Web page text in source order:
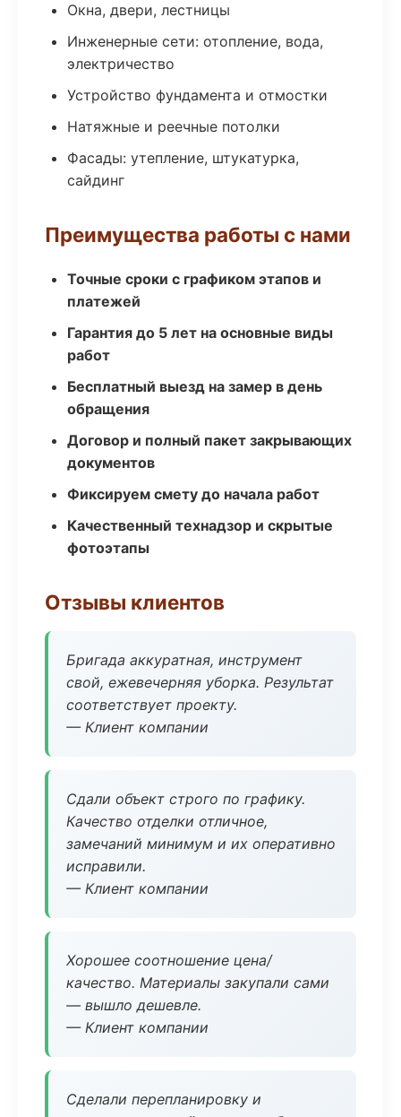
Окна, двери, лестницы
Инженерные сети: отопление, вода,
электричество
Устройство фундамента и отмостки
Натяжные и реечные потолки
Фасады: утепление, штукатурка,
сайдинг
Преимущества работы с нами
Точные сроки с графиком этапов и
платежей
Гарантия до 5 лет на основные виды
работ
Бесплатный выезд на замер в день
обращения
Договор и полный пакет закрывающих
документов
Фиксируем смету до начала работ
Качественный технадзор и скрытые
фотоэтапы
Отзывы клиентов
Бригада аккуратная, инструмент
свой, ежевечерняя уборка. Результат
соответствует проекту.
— Клиент компании
Сдали объект строго по графику.
Качество отделки отличное,
замечаний минимум и их оперативно
исправили.
— Клиент компании
Хорошее соотношение цена/
качество. Материалы закупали сами
— вышло дешевле.
— Клиент компании
Сделали перепланировку и